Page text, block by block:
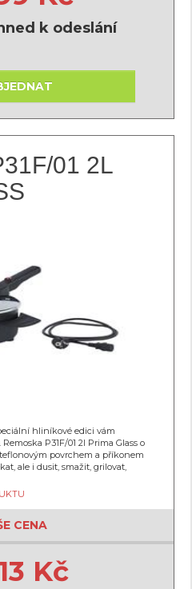
k odeslání
01 2L
hliníkové edici vám
P31F/01 2l Prima Glass o
povrchem a příkonem
ale i dusit, smažit, grilovat,
CENA
Kč